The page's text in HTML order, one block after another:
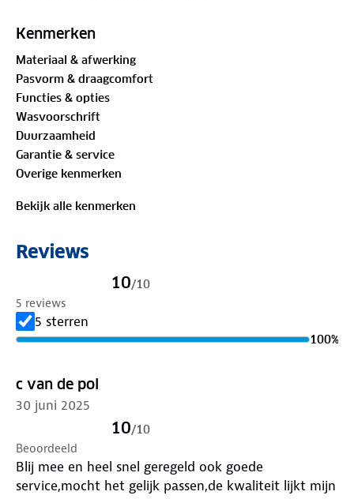
Het vest heeft een recht model, lange mouwen en
maken dit jack veelzijdig. Denk aan een afsluitbare
borstzak, twee zijzakken met rits en een
afneembaar lensdoekje in de rechterzak. Handig
voor het schoonmaken van je bril, telefoon of
camera. De opstaande kraag beschermt tegen de
wind. De groene afwerking bij de ritsen en boorden
vormen een mooi contrast met de print. Dit is jouw
ideale vest!
70%gerecycled polyester
Is je kleding aan vervanging toe? Lever het in bij
onze winkels. Wij geven er een nieuwe bestemming
aan.
Kenmerken
Materiaal & afwerking
Pasvorm & draagcomfort
Functies & opties
Wasvoorschrift
Duurzaamheid
Garantie & service
Overige kenmerken
Bekijk alle kenmerken
Reviews
10/10
5 reviews
5 sterren
100%
c van de pol
30 juni 2025
10/10
Beoordeeld
Blij mee en heel snel geregeld ook goede
service,mocht het gelijk passen,de kwaliteit lijkt mijn